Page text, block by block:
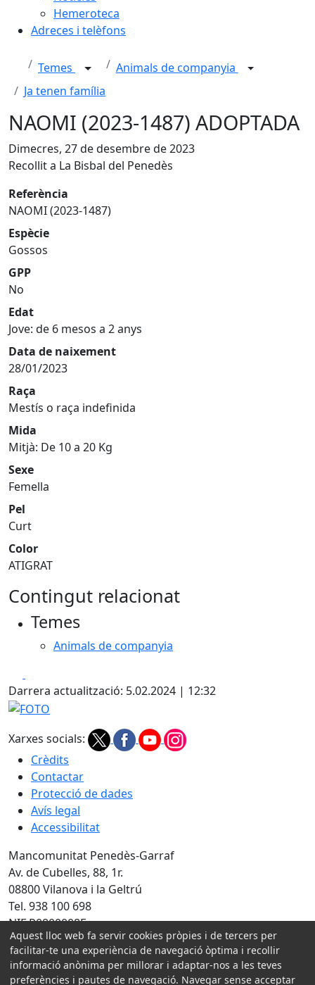
Hemeroteca
Adreces i telèfons
Temes
Animals de companyia
Ja tenen família
NAOMI (2023-1487) ADOPTADA
Dimecres, 27 de desembre de 2023
Recollit a La Bisbal del Penedès
Referència
NAOMI (2023-1487)
Espècie
Gossos
GPP
No
Edat
Jove: de 6 mesos a 2 anys
Data de naixement
28/01/2023
Raça
Mestís o raça indefinida
Mida
Mitjà: De 10 a 20 Kg
Sexe
Femella
Pel
Curt
Color
ATIGRAT
Contingut relacionat
Temes
Animals de companyia
Darrera actualització: 5.02.2024 | 12:32
FOTO
Xarxes socials:
Crèdits
Contactar
Protecció de dades
Avís legal
Accessibilitat
Mancomunitat Penedès-Garraf
Av. de Cubelles, 88, 1r.
08800 Vilanova i la Geltrú
Tel. 938 100 698
NIF P0800008E
Amb la col·laboració de:
Aquest lloc web fa servir cookies pròpies i de tercers per
facilitar-te una experiència de navegació òptima i recollir
informació anònima per millorar i adaptar-nos a les teves
preferències i pautes de navegació. Navegar sense acceptar